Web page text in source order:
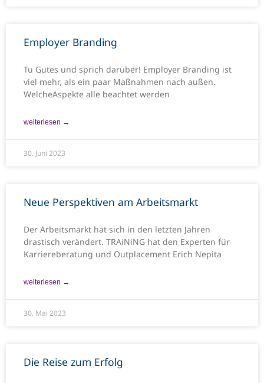
Employer Branding
Tu Gutes und sprich darüber! Employer Branding ist
viel mehr, als ein paar Maßnahmen nach außen.
WelcheAspekte alle beachtet werden
weiterlesen →
30. Juni 2023
Neue Perspektiven am Arbeitsmarkt
Der Arbeitsmarkt hat sich in den letzten Jahren
drastisch verändert. TRAiNiNG hat den Experten für
Karriereberatung und Outplacement Erich Nepita
weiterlesen →
30. Mai 2023
Die Reise zum Erfolg